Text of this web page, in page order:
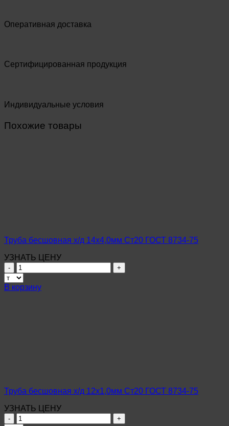
Оперативная доставка
Сертифицированная продукция
Индивидуальные условия
Похожие товары
Труба бесшовная х/д 14х4,0мм Ст20 ГОСТ 8734-75
УЗНАТЬ ЦЕНУ
Количество
товара
Труба
бесшовная
В корзину
Труба бесшовная х/д 12х1,0мм Ст20 ГОСТ 8734-75
УЗНАТЬ ЦЕНУ
Количество